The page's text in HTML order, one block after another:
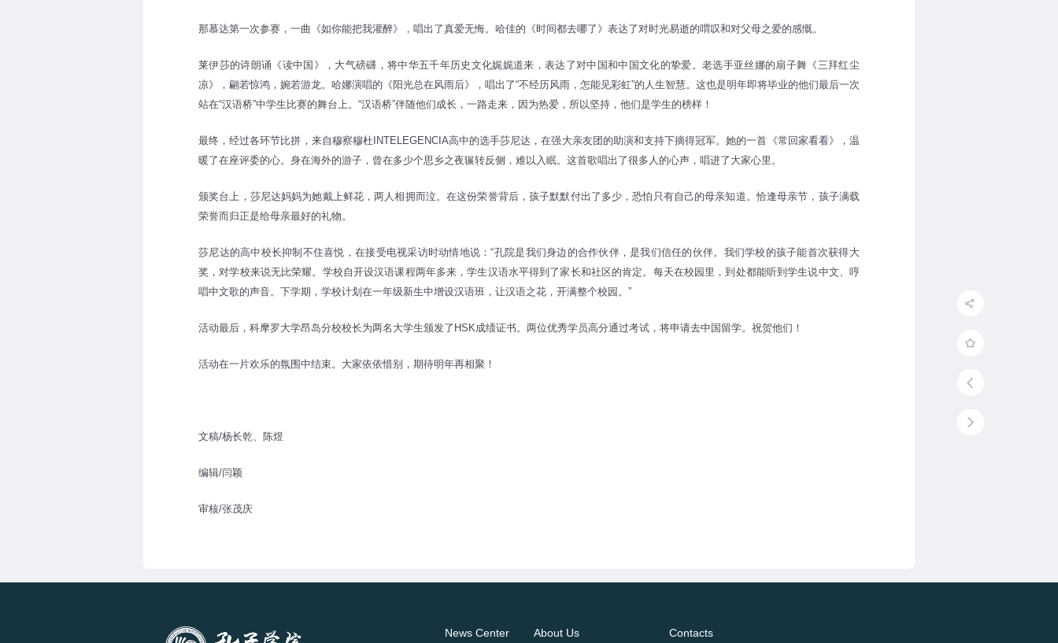
那慕达第一次参赛，一曲《如你能把我灌醉》，唱出了真爱无悔。哈佳的《时间都去哪了》表达了对时光易逝的喟叹和对父母之爱的感慨。
莱伊莎的诗朗诵《读中国》，大气磅礴，将中华五千年历史文化娓娓道来，表达了对中国和中国文化的挚爱。老选手亚丝娜的扇子舞《三拜红尘
凉》，翩若惊鸿，婉若游龙。哈娜演唱的《阳光总在风雨后》，唱出了“不经历风雨，怎能见彩虹”的人生智慧。这也是明年即将毕业的他们最后一次
站在“汉语桥”中学生比赛的舞台上。“汉语桥”伴随他们成长，一路走来，因为热爱，所以坚持，他们是学生的榜样！
最终，经过各环节比拼，来自穆察穆杜INTELEGENCIA高中的选手莎尼达，在强大亲友团的助演和支持下摘得冠军。她的一首《常回家看看》，温
暖了在座评委的心。身在海外的游子，曾在多少个思乡之夜辗转反侧，难以入眠。这首歌唱出了很多人的心声，唱进了大家心里。
颁奖台上，莎尼达妈妈为她戴上鲜花，两人相拥而泣。在这份荣誉背后，孩子默默付出了多少，恐怕只有自己的母亲知道。恰逢母亲节，孩子满载
荣誉而归正是给母亲最好的礼物。
莎尼达的高中校长抑制不住喜悦，在接受电视采访时动情地说：“孔院是我们身边的合作伙伴，是我们信任的伙伴。我们学校的孩子能首次获得大
奖，对学校来说无比荣耀。学校自开设汉语课程两年多来，学生汉语水平得到了家长和社区的肯定。每天在校园里，到处都能听到学生说中文、哼
唱中文歌的声音。下学期，学校计划在一年级新生中增设汉语班，让汉语之花，开满整个校园。”
活动最后，科摩罗大学昂岛分校校长为两名大学生颁发了HSK成绩证书。两位优秀学员高分通过考试，将申请去中国留学。祝贺他们！
活动在一片欢乐的氛围中结束。大家依依惜别，期待明年再相聚！
文稿/杨长乾、陈煜
编辑/闫颖
审核/张茂庆
News Center About Us Contacts